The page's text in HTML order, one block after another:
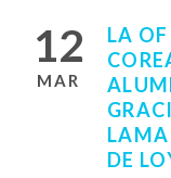
12
MAR
LA
DE